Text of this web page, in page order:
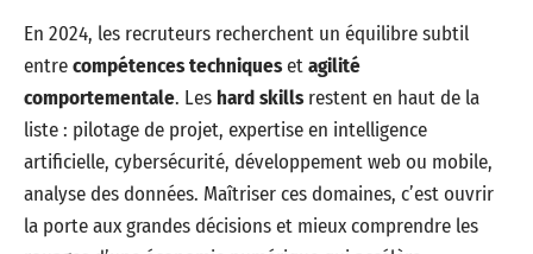
En 2024, les recruteurs recherchent un équilibre subtil
entrecompétences techniquesetagilité
comportementale. Leshard skillsrestent en haut de la
liste : pilotage de projet, expertise en intelligence
artificielle, cybersécurité, développement web ou mobile,
analyse des données. Maîtriser ces domaines, c’est ouvrir
la porte aux grandes décisions et mieux comprendre les